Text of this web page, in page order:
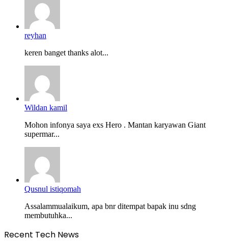
reyhan
keren banget thanks alot...
Wildan kamil
Mohon infonya saya exs Hero . Mantan karyawan Giant
supermar...
Qusnul istiqomah
Assalammualaikum, apa bnr ditempat bapak inu sdng
membutuhka...
Recent Tech News